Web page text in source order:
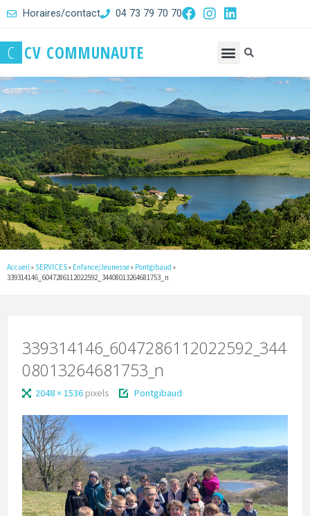
Horaires/contact 04 73 79 70 70
C CV COMMUNAUTE
Accueil » SERVICES» Enfance/Jeunesse» Pontgibaud »
339314146_6047286112022592_34408013264681753_n
339314146_6047286112022592_344
08013264681753_n
2048 × 1536 pixels Pontgibaud